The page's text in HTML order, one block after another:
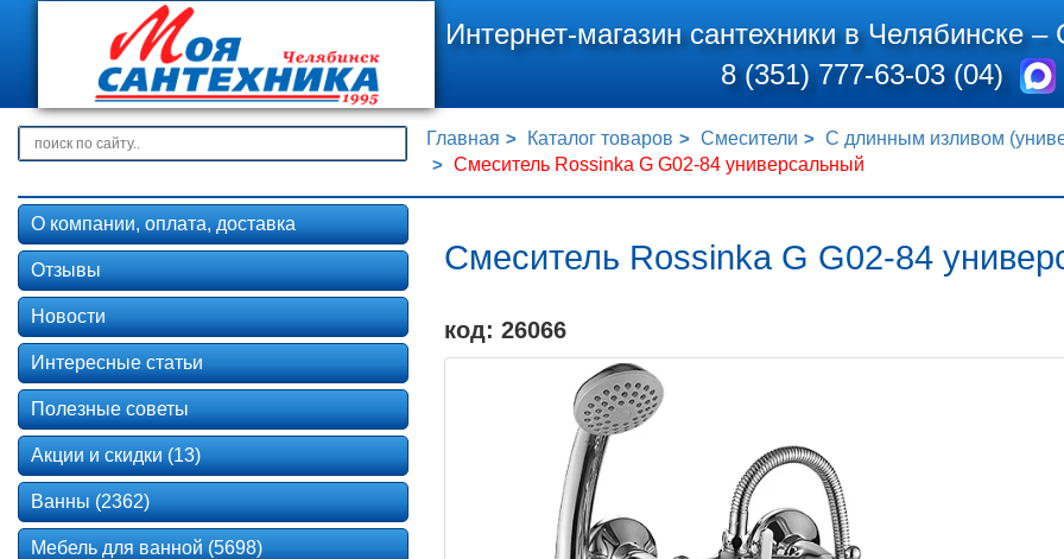
Интернет-магазин сантехники в Челябинске –
8 (351) 777-63-03 (04)
Главная Каталог товаров Смесители
С длинным изливом
Смеситель Rossinka G G02-84 универсальный
Смеситель Rossinka G G02-84
код: 26066
О компании, оплата, доставка
Отзывы
Новости
Интересные статьи
Полезные советы
Акции и скидки (13)
Ванны (2362)
Мебель для ванной (5698)